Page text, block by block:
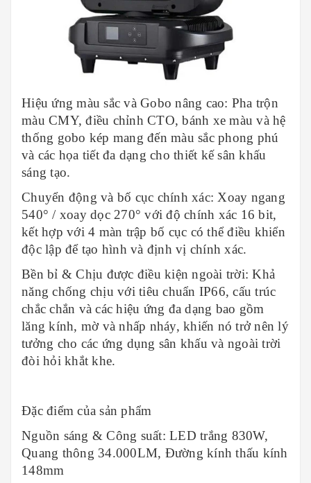
Hiệu ứng màu sắc và Gobo nâng cao: Pha trộn
màu CMY, điều chỉnh CTO, bánh xe màu và hệ
thống gobo kép mang đến màu sắc phong phú
và các họa tiết đa dạng cho thiết kế sân khấu
sáng tạo.
Chuyển động và bố cục chính xác: Xoay ngang
540° / xoay dọc 270° với độ chính xác 16 bit,
kết hợp với 4 màn trập bố cục có thể điều khiển
độc lập để tạo hình và định vị chính xác.
Bền bỉ & Chịu được điều kiện ngoài trời: Khả
năng chống chịu với tiêu chuẩn IP66, cấu trúc
chắc chắn và các hiệu ứng đa dạng bao gồm
lăng kính, mờ và nhấp nháy, khiến nó trở nên lý
tưởng cho các ứng dụng sân khấu và ngoài trời
đòi hỏi khắt khe.
Đặc điểm của sản phẩm
Nguồn sáng & Công suất: LED trắng 830W,
Quang thông 34.000LM, Đường kính thấu kính
148mm